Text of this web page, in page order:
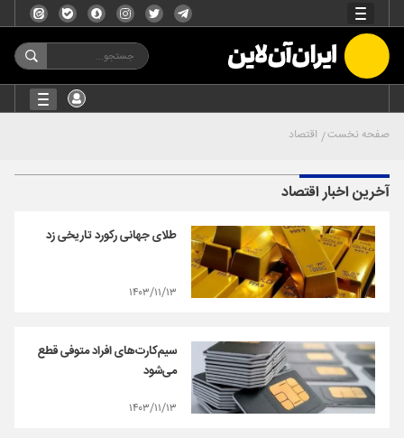
صفحه نخست اقتصاد
آخرین اخبار اقتصاد
طلای جهانی رکورد تاریخی زد
۱۴۰۳/۱۱/۱۳
سیم‌کارت‌های افراد متوفی قطع
می‌شود
۱۴۰۳/۱۱/۱۳